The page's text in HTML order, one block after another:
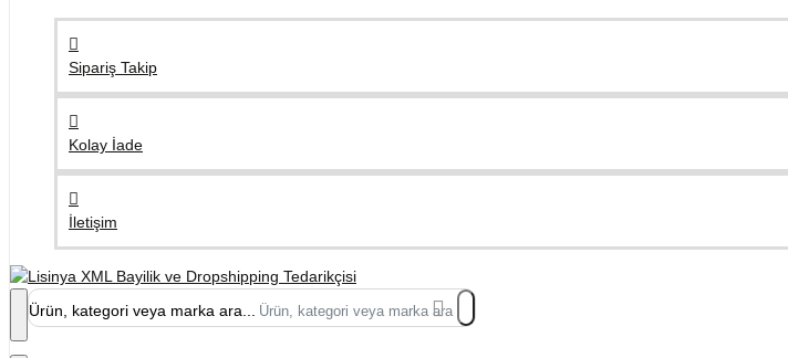
Sipariş Takip
Kolay İade
İletişim
Ürün, kategori veya marka ara...